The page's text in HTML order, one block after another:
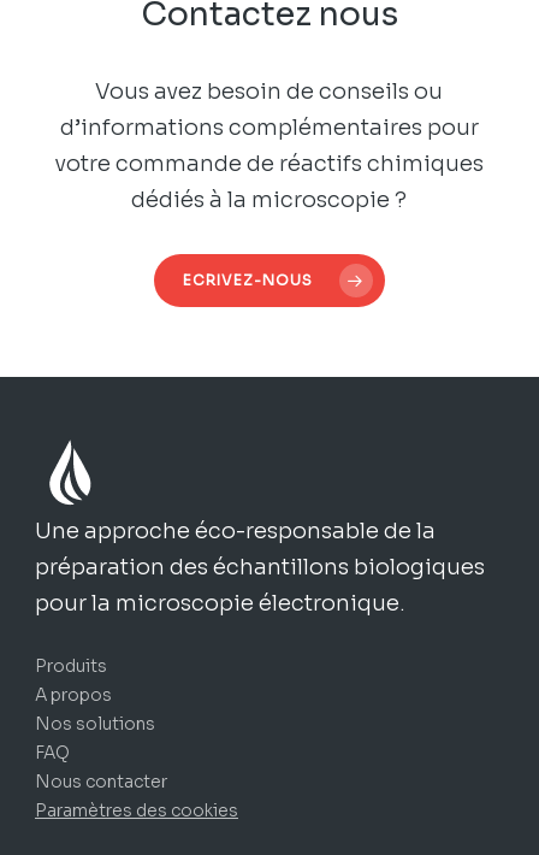
Contactez nous
Vous avez besoin de conseils ou
d’informations complémentaires pour
votre commande de réactifs chimiques
dédiés à la microscopie ?
ECRIVEZ-NOUS
Une approche éco-responsable de la
préparation des échantillons biologiques
pour la microscopie électronique.
Produits
A propos
Nos solutions
FAQ
Nous contacter
Paramètres des cookies